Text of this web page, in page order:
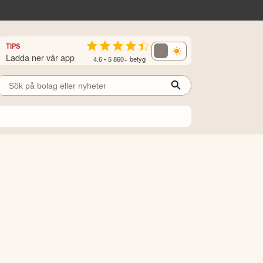
TIPS
Ladda ner vår app 4.6 • 5 860+ betyg